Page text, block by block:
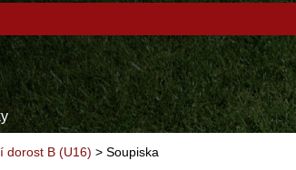
dorost B (U16) > Soupiska